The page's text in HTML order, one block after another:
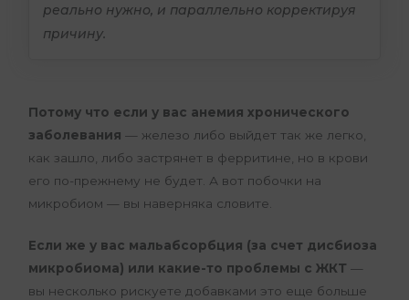
реально нужно, и параллельно корректируя
причину.
Потому что если у вас анемия хронического
заболевания — железо либо выйдет так же легко,
как зашло, либо застрянет в ферритине, но в крови
его по-прежнему не будет. А вот побочки на
микробиом — вы наверняка словите.
Если же у вас мальабсорбция (за счет дисбиоза
микробиома) или какие-то проблемы с ЖКТ —
вы несколько рискуете добавками это еще больше